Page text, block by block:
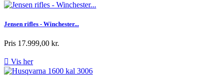
Jensen rifles - Winchester...
Pris 17.999,00 kr.
 Vis her